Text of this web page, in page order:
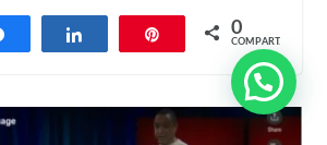
Compartilhar Compartilhar 0
COMPART.